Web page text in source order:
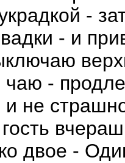
-
- и
-
не
двое -